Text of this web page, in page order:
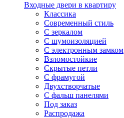
Входные двери в квартиру
Классика
Современный стиль
С зеркалом
С шумоизоляцией
С электронным замком
Взломостойкие
Скрытые петли
С фрамугой
Двухстворчатые
С фальш панелями
Под заказ
Распродажа